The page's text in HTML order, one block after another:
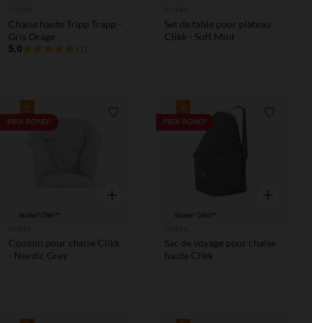
Chaise haute Tripp Trapp -
Gris Orage
5.0
Set de table pour plateau
Clikk - Soft Mint
PRIX ROND* Liste de souhaits
Aperçu rapide
Coussin pour chaise Clikk
- Nordic Grey
PRIX ROND*
Aperçu
Sac de voyage pour chaise
haute Clikk